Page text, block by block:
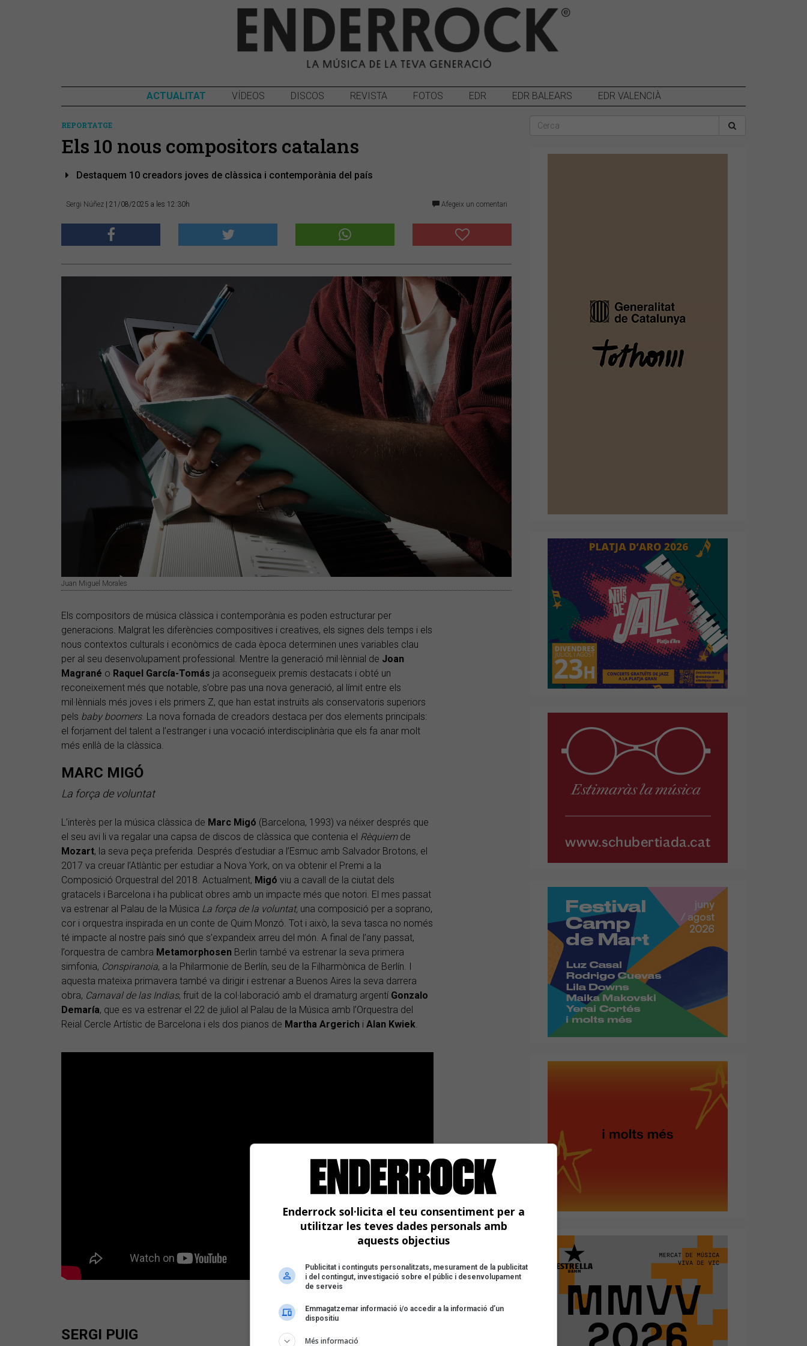
ACTUALITAT VÍDEOS DISCOS REVISTA FOTOS EDR EDR BALEARS EDR VALENCIÀ
REPORTATGE
Els 10 nous compositors catalans
Destaquem 10 creadors joves de clàssica i contemporània del país
Sergi Núñez | 21/08/2025 a les 12:30h Afegeix un comentari
Juan Miguel Morales
Els compositors de música clàssica i contemporània es poden estructurar per
generacions. Malgrat les diferències compositives i creatives, els signes dels temps i els
nous contextos culturals i econòmics de cada època determinen unes variables clau
per al seu desenvolupament professional. Mentre la generació mil·lènnial de Joan
Magrané o Raquel García-Tomás ja aconsegueix premis destacats i obté un
reconeixement més que notable, s’obre pas una nova generació, al límit entre els
mil·lènnials més joves i els primers Z, que han estat instruïts als conservatoris superiors
pels baby boomers. La nova fornada de creadors destaca per dos elements principals:
el forjament del talent a l’estranger i una vocació interdisciplinària que els fa anar molt
més enllà de la clàssica.
MARC MIGÓ
La força de voluntat
L’interès per la música clàssica de Marc Migó (Barcelona, 1993) va néixer després que
el seu avi li va regalar una capsa de discos de clàssica que contenia el Rèquiemde
Mozart, la seva peça preferida. Després d’estudiar a l’Esmuc amb Salvador Brotons, el
2017 va creuar l’Atlàntic per estudiar a Nova York, on va obtenir el Premi a la
Composició Orquestral del 2018. Actualment, Migó viu a cavall de la ciutat dels
gratacels i Barcelona i ha publicat obres amb un impacte més que notori. El mes passat
va estrenar al Palau de la Música La força de la voluntat, una composició per a soprano,
cor i orquestra inspirada en un conte de Quim Monzó. Tot i això, la seva tasca no només
té impacte al nostre país sinó que s’expandeix arreu del món. A final de l’any passat,
l’orquestra de cambra Metamorphosen Berlin també va estrenar la seva primera
simfonia, Conspiranoia, a la Philarmonie de Berlín, seu de la Filharmònica de Berlín. I
aquesta mateixa primavera també va dirigir i estrenar a Buenos Aires la seva darrera
obra, Carnaval de las Indias, fruit de la col·laboració amb el dramaturg argentí Gonzalo
Demaría, que es va estrenar el 22 de juliol al Palau de la Música amb l’Orquestra del
Reial Cercle Artístic de Barcelona i els dos pianos de Martha Argerich i Alan Kwiek.
SERGI PUIG
Enderrock sol·licita el teu consentiment per a
utilitzar les teves dades personals amb
aquests objectius
Publicitat i continguts personalitzats, mesurament de la publicitat
i del contingut, investigació sobre el públic i desenvolupament
de serveis
Emmagatzemar informació i/o accedir a la informació d’un
dispositiu
Més informació